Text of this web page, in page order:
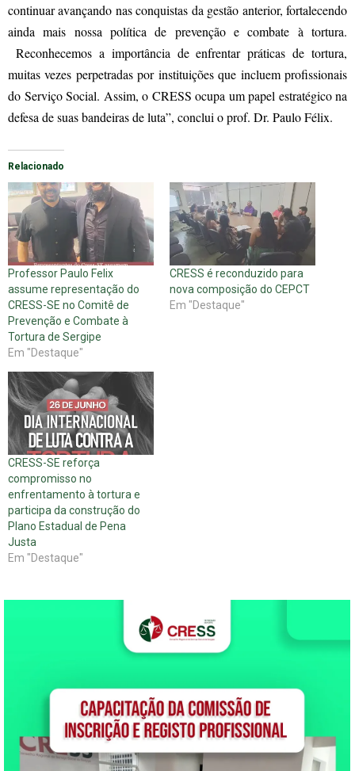
continuar avançando nas conquistas da gestão anterior, fortalecendo
ainda mais nossa política de prevenção e combate à tortura.
Reconhecemos a importância de enfrentar práticas de tortura,
muitas vezes perpetradas por instituições que incluem profissionais
do Serviço Social. Assim, o CRESS ocupa um papel estratégico na
defesa de suas bandeiras de luta”, conclui o prof. Dr. Paulo Félix.
Relacionado
Professor Paulo Felix
assume representação do
CRESS-SE no Comitê de
Prevenção e Combate à
Tortura de Sergipe
Em "Destaque"
CRESS é reconduzido para
nova composição do CEPCT
Em "Destaque"
CRESS-SE reforça
compromisso no
enfrentamento à tortura e
participa da construção do
Plano Estadual de Pena
Justa
Em "Destaque"